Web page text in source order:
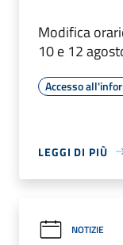
Modifica
10 e 12
Accesso
LEGGI DI PIÙ
NOTIZIE